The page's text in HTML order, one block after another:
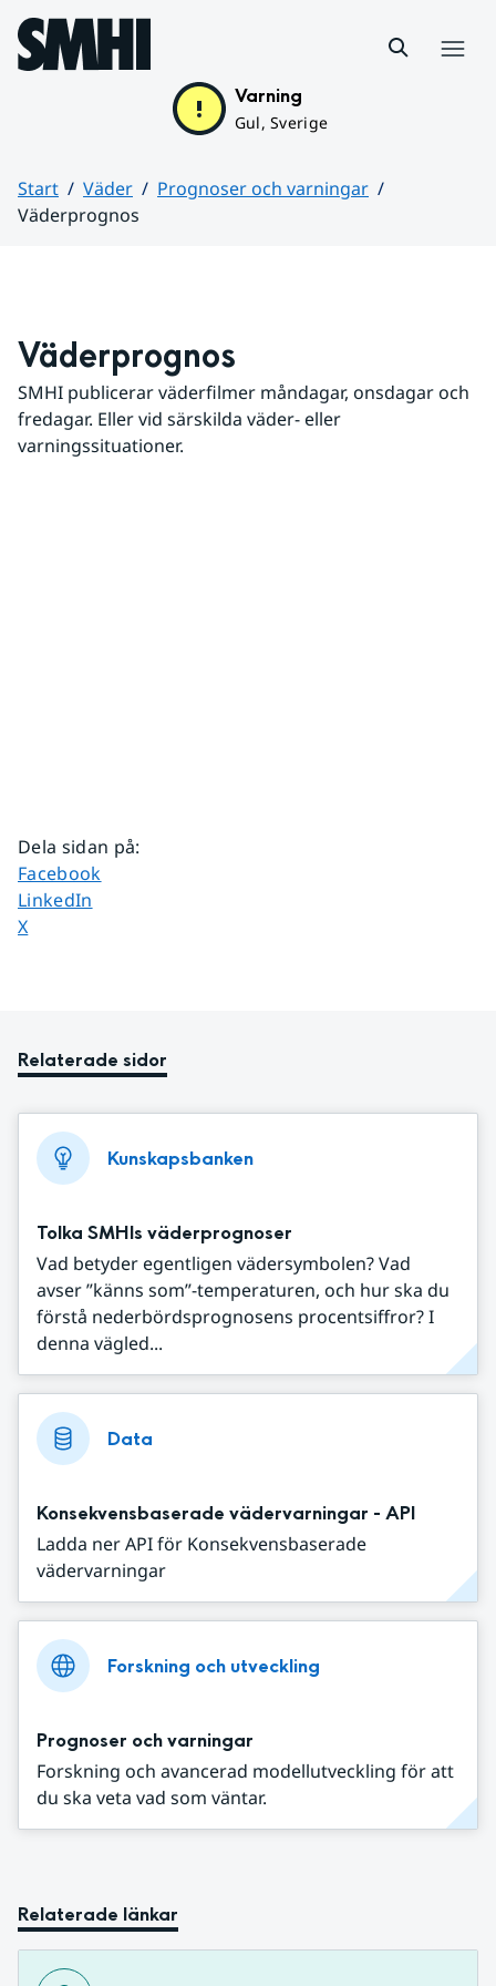
Hoppa till sidans innehåll
Varning
Gul, Sverige
Start Väder
Prognoser och varningar
Väderprognos
Väderprognos
SMHI publicerar väderfilmer måndagar, onsdagar och
fredagar. Eller vid särskilda väder- eller
varningssituationer.
Dela sidan på:
Dela sidan på
Facebook
Dela sidan på
LinkedIn
Dela sidan på
X
Relaterade sidor
Kunskapsbanken
Tolka SMHIs väderprognoser
Vad betyder egentligen vädersymbolen? Vad
avser ”känns som”-temperaturen, och hur ska du
förstå nederbördsprognosens procentsiffror? I
denna vägled...
Data
Konsekvensbaserade vädervarningar - API
Ladda ner API för Konsekvensbaserade
vädervarningar
Forskning och utveckling
Prognoser och varningar
Forskning och avancerad modellutveckling för att
du ska veta vad som väntar.
Relaterade länkar